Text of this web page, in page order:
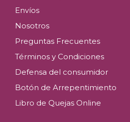
Envíos
Nosotros
Preguntas Frecuentes
Términos y Condiciones
Defensa del consumidor
Botón de Arrepentimiento
Libro de Quejas Online